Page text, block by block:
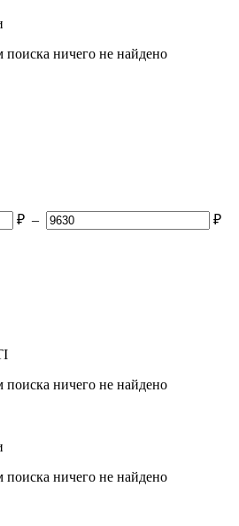
ничего не найдено
₽ – ₽
ничего не найдено
ничего не найдено